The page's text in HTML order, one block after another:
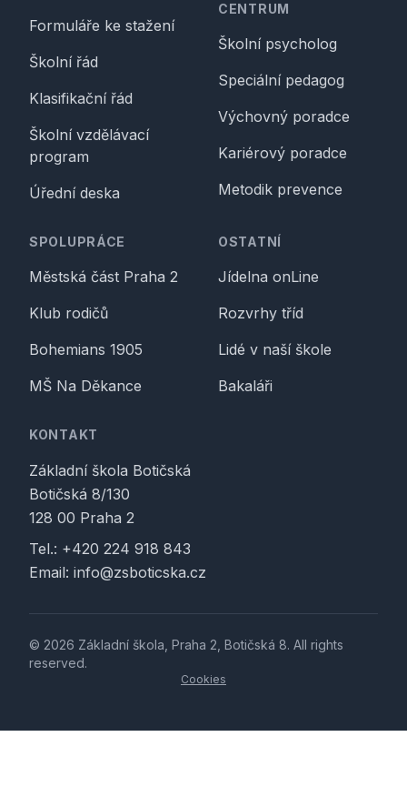
Formuláře ke stažení
Školní řád
Klasifikační řád
Školní vzdělávací
program
Úřední deska
CENTRUM
Školní psycholog
Speciální pedagog
Výchovný poradce
Kariérový poradce
Metodik prevence
SPOLUPRÁCE
Městská část Praha 2
Klub rodičů
Bohemians 1905
MŠ Na Děkance
OSTATNÍ
Jídelna onLine
Rozvrhy tříd
Lidé v naší škole
Bakaláři
KONTAKT
Základní škola Botičská
Botičská 8/130
128 00 Praha 2
Tel.: +420 224 918 843
Email: info@zsboticska.cz
© 2026 Základní škola, Praha 2, Botičská 8. All rights
reserved.
Cookies